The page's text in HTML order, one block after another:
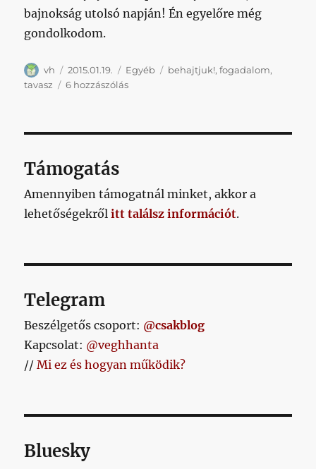
bajnokság utolsó napján! Én egyelőre még
gondolkodom.
Szerző
vh Közzétéve
2015.01.19. Kategória
Egyéb Címke
behajtjuk!,fogadalom,
tavasz
6 hozzászólásÉs
tavaszi
elvárásaid?
Támogatás
Amennyiben támogatnál minket, akkor a
lehetőségekrőlitt találsz információt.
Telegram
Beszélgetős csoport: @csakblog
Kapcsolat: @veghhanta
//Mi ez és hogyan működik?
Bluesky